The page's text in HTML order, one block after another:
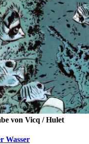
von Vicq / Hulet
Wasser